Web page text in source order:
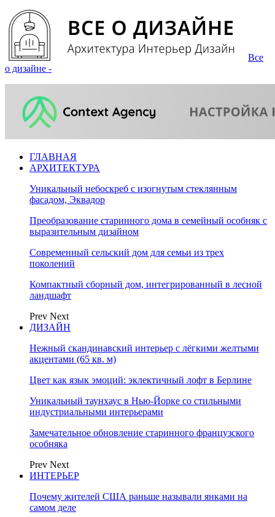
Все
о дизайне -
ГЛАВНАЯ
АРХИТЕКТУРА
Уникальный небоскреб с изогнутым стеклянным
фасадом, Эквадор
Преобразование старинного дома в семейный особняк с
выразительным дизайном
Современный сельский дом для семьи из трех
поколений
Компактный сборный дом, интегрированный в лесной
ландшафт
Prev Next
ДИЗАЙН
Нежный скандинавский интерьер с лёгкими желтыми
акцентами (65 кв. м)
Цвет как язык эмоций: эклектичный лофт в Берлине
Уникальный таунхаус в Нью-Йорке со стильными
индустриальными интерьерами
Замечательное обновление старинного французского
особняка
Prev Next
ИНТЕРЬЕР
Почему жителей США раньше называли янками на
самом деле